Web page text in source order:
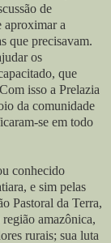
de
aproximar a
que precisavam.
os
que
isso a Prelazia
da comunidade
se em todo
conhecido
e sim pelas
Pastoral da Terra,
amazônica,
rurais; sua luta